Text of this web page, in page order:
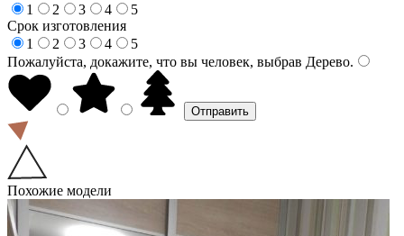
1
2 3 4
5
Срок изготовления
1
2 3 4
5
Пожалуйста, докажите, что вы человек, выбрав Дерево.
Похожие модели